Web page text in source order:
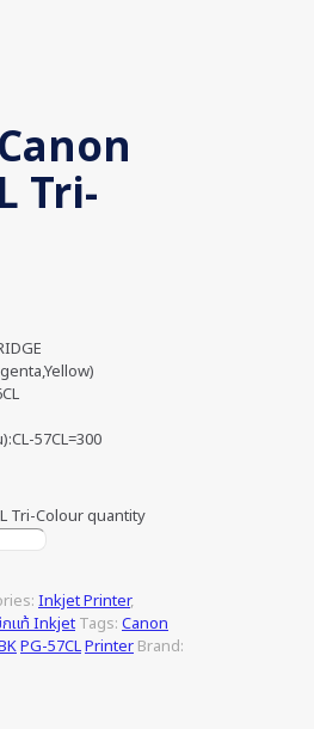
Tri-
57CL=300
Tri-Colour quantity
Inkjet Printer,
แท้ Inkjet Tags: Canon
PG-57CLPrinter Brand: